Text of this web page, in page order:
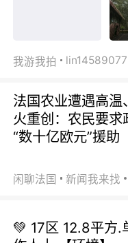
我游我拍 lin14589077
法国农业遭遇高温
火重创：农民要求
“数十亿欧元”援助
闲聊法国 新闻我来找
💚 17区 12.8平方